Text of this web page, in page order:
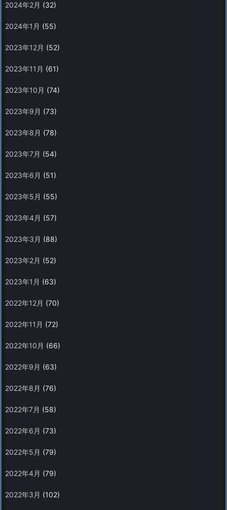
2024年2月 (32)
2024年1月 (55)
2023年12月 (52)
2023年11月 (61)
2023年10月 (74)
2023年9月 (73)
2023年8月 (78)
2023年7月 (54)
2023年6月 (51)
2023年5月 (55)
2023年4月 (57)
2023年3月 (88)
2023年2月 (52)
2023年1月 (63)
2022年12月 (70)
2022年11月 (72)
2022年10月 (66)
2022年9月 (63)
2022年8月 (76)
2022年7月 (58)
2022年6月 (73)
2022年5月 (79)
2022年4月 (79)
2022年3月 (102)